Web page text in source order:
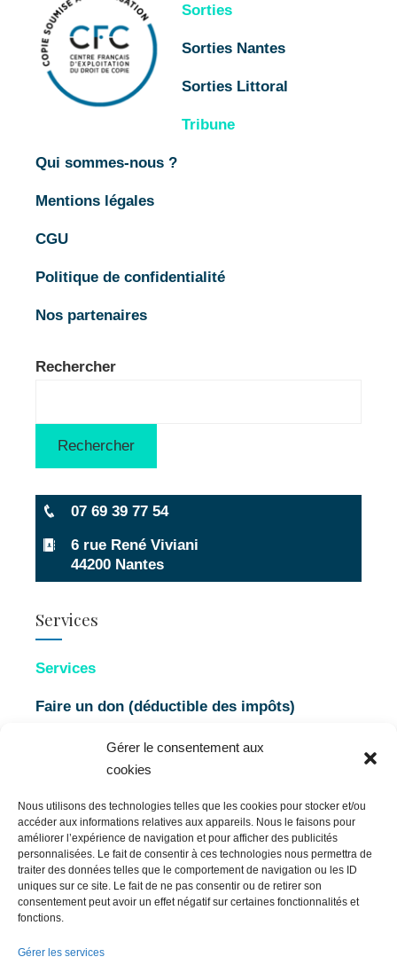
Gérer le consentement aux
cookies
Nous utilisons des technologies telles que les cookies pour stocker et/ou
accéder aux informations relatives aux appareils. Nous le faisons pour
améliorer l’expérience de navigation et pour afficher des publicités
personnalisées. Le fait de consentir à ces technologies nous permettra de
traiter des données telles que le comportement de navigation ou les ID
uniques sur ce site. Le fait de ne pas consentir ou de retirer son
consentement peut avoir un effet négatif sur certaines fonctionnalités et
fonctions.
Gérer les services
Sorties
Sorties Nantes
Sorties Littoral
Tribune
Qui sommes-nous ?
Mentions légales
CGU
Politique de confidentialité
Nos partenaires
Rechercher
Rechercher
07 69 39 77 54
6 rue René Viviani
44200 Nantes
Services
Services
Faire un don (déductible des impôts)
Apprendre l’anglais
Newsletter
Publicité
Nous contacter